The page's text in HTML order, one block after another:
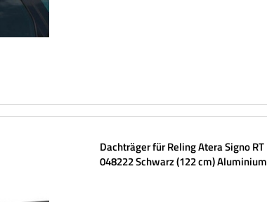
Dachträger für Reling Atera Signo RT
048222 Schwarz (122 cm) Aluminium